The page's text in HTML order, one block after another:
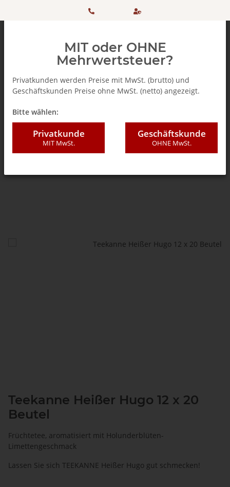
+ 49
506 98
einkaufen
SSL
Teekanne Heißer Hugo 12 x 20
Beutel
Früchtetee, aromatisiert mit Holunderblüten-
Limettengeschmack
Lassen Sie sich TEEKANNE Heißer Hugo gut schmecken!
MIT oder OHNE
Mehrwertsteuer?
Privatkunden werden Preise mit MwSt. (brutto) und
Geschäftskunden Preise ohne MwSt. (netto) angezeigt.
Bitte wählen:
Privatkunde
MIT MwSt.
Geschäftskunde
OHNE MwSt.